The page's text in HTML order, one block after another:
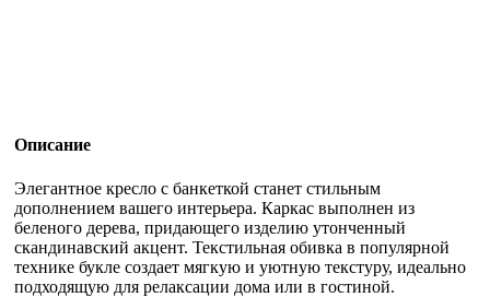
Описание
Элегантное кресло с банкеткой станет стильным
дополнением вашего интерьера. Каркас выполнен из
беленого дерева, придающего изделию утонченный
скандинавский акцент. Текстильная обивка в популярной
технике букле создает мягкую и уютную текстуру, идеально
подходящую для релаксации дома или в гостиной.